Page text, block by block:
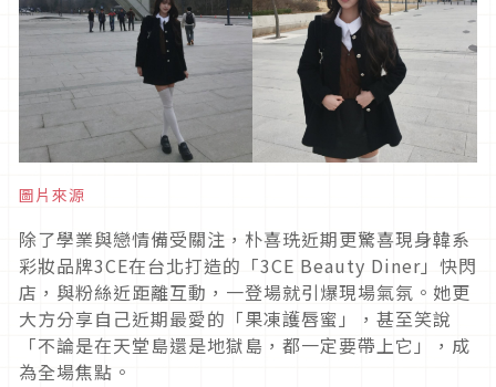
圖片來源
除了學業與戀情備受關注，朴喜珗近期更驚喜現身韓系
彩妝品牌3CE在台北打造的「3CE Beauty Diner」快閃
店，與粉絲近距離互動，一登場就引爆現場氣氛。她更
大方分享自己近期最愛的「果凍護唇蜜」，甚至笑說
「不論是在天堂島還是地獄島，都一定要帶上它」，成
為全場焦點。